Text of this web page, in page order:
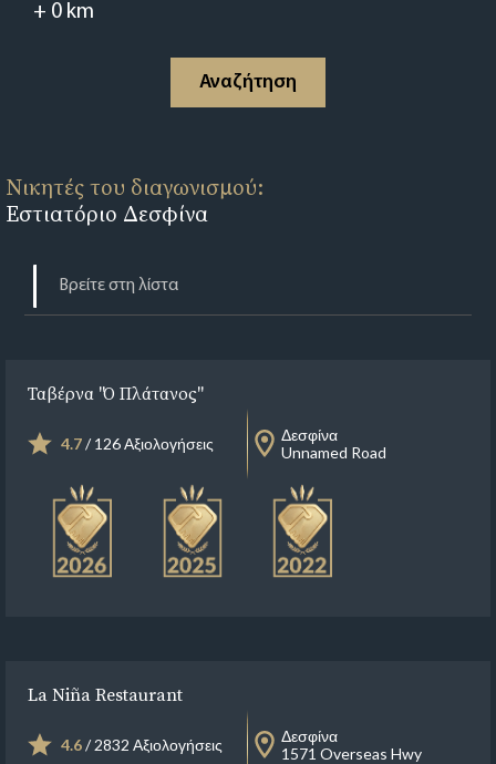
+ 0km
Αναζήτηση
Νικητές του διαγωνισμού:
Εστιατόριο Δεσφίνα
Ταβέρνα "Ο Πλάτανος"
4.7/ 126 Αξιολογήσεις
Δεσφίνα
Unnamed Road
La Niña Restaurant
4.6/ 2832 Αξιολογήσεις
Δεσφίνα
1571 Overseas Hwy